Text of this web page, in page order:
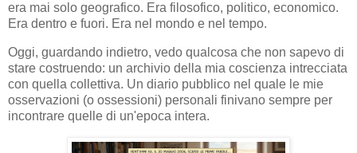
era mai solo geografico. Era filosofico, politico, economico.
Era dentro e fuori. Era nel mondo e nel tempo.
Oggi, guardando indietro, vedo qualcosa che non sapevo di
stare costruendo: un archivio della mia coscienza intrecciata
con quella collettiva. Un diario pubblico nel quale le mie
osservazioni (o ossessioni) personali finivano sempre per
incontrare quelle di un'epoca intera.